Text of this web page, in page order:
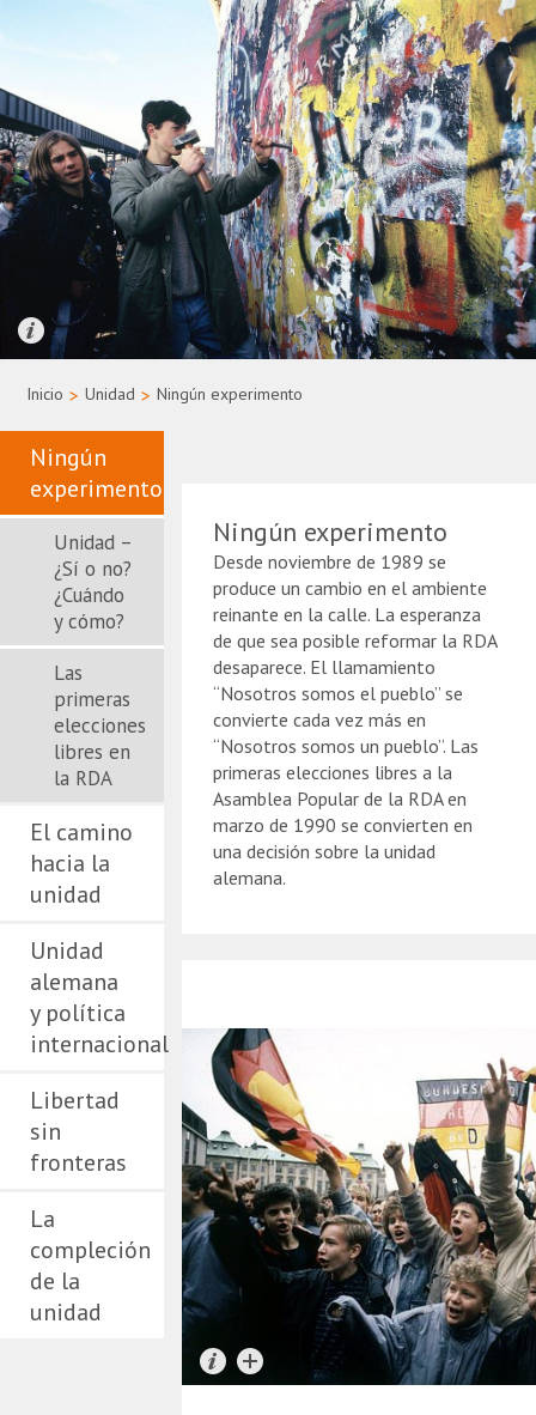
Inicio > Unidad > Ningún experimento
Ningún
experimento
Unidad –
¿Sí o no?
¿Cuándo
y cómo?
Las
primeras
elecciones
libres en
la RDA
El camino
hacia la
unidad
Unidad
alemana
y política
internacional
Libertad
sin
fronteras
La
compleción
de la
unidad
Ningún experimento
Desde noviembre de 1989 se
produce un cambio en el ambiente
reinante en la calle. La esperanza
de que sea posible reformar la RDA
desaparece. El llamamiento
“Nosotros somos el pueblo” se
convierte cada vez más en
“Nosotros somos un pueblo”. Las
primeras elecciones libres a la
Asamblea Popular de la RDA en
marzo de 1990 se convierten en
una decisión sobre la unidad
alemana.